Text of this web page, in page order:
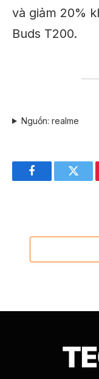
và giảm 20%
Buds T200.
Nguồn: realme
Facebook